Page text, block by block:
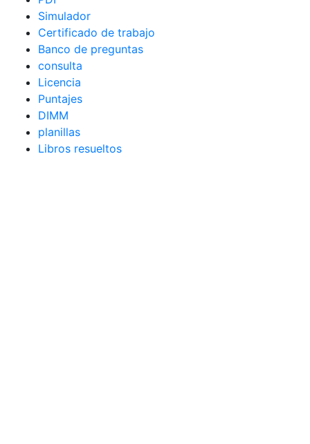
Simulador
Certificado de trabajo
Banco de preguntas
consulta
Licencia
Puntajes
DIMM
planillas
Libros resueltos